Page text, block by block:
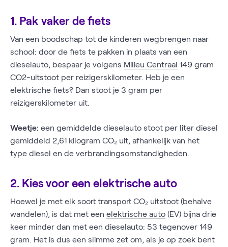
1. Pak vaker de fiets
Van een boodschap tot de kinderen wegbrengen naar
school: door de fiets te pakken in plaats van een
dieselauto, bespaar je volgens Milieu Centraal 149 gram
CO2-uitstoot per reizigerskilometer. Heb je een
elektrische fiets? Dan stoot je 3 gram per
reizigerskilometer uit.
Weetje: een gemiddelde dieselauto stoot per liter diesel
gemiddeld 2,61 kilogram CO₂ uit, afhankelijk van het
type diesel en de verbrandingsomstandigheden.
2. Kies voor een elektrische auto
Hoewel je met elk soort transport CO₂ uitstoot (behalve
wandelen), is dat met een elektrische auto (EV) bijna drie
keer minder dan met een dieselauto: 53 tegenover 149
gram. Het is dus een slimme zet om, als je op zoek bent